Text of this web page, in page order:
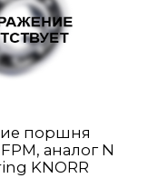
поршня
аналог N
KNORR